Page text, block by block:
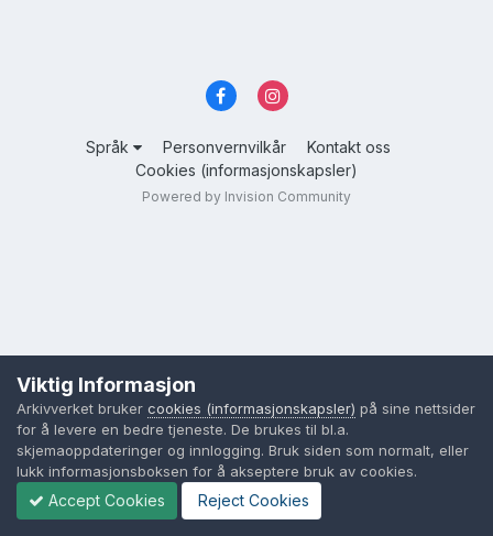
Språk Personvernvilkår
Kontakt oss
Cookies (informasjonskapsler)
Powered by Invision Community
Viktig Informasjon
Arkivverket bruker cookies (informasjonskapsler) på sine nettsider
for å levere en bedre tjeneste. De brukes til bl.a.
skjemaoppdateringer og innlogging. Bruk siden som normalt, eller
lukk informasjonsboksen for å akseptere bruk av cookies.
Accept Cookies Reject Cookies